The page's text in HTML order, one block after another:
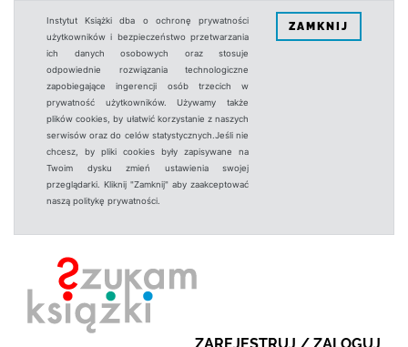
Instytut Książki dba o ochronę prywatności
użytkowników i bezpieczeństwo przetwarzania
ich danych osobowych oraz stosuje
odpowiednie rozwiązania technologiczne
zapobiegające ingerencji osób trzecich w
prywatność użytkowników. Używamy także
plików cookies, by ułatwić korzystanie z naszych
serwisów oraz do celów statystycznych.Jeśli nie
chcesz, by pliki cookies były zapisywane na
Twoim dysku zmień ustawienia swojej
przeglądarki. Kliknij "Zamknij" aby zaakceptować
naszą politykę prywatności.
ZAMKNIJ